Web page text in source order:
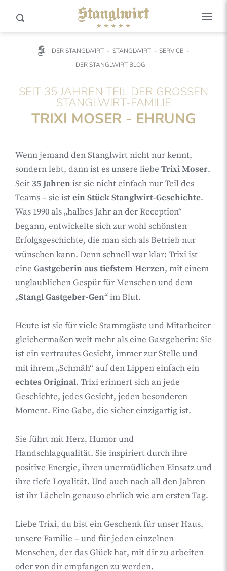
DER STANGLWIRT STANGLWIRT
SERVICE
DER STANGLWIRT BLOG
SEIT 35 JAHREN TEIL DER GROSSEN S
TANGLWIRT-FAMILIE
TRIXI MOSER - EHRUNG
Wenn jemand den Stanglwirt nicht nur kennt,
sondern lebt, dann ist es unsere liebe Trixi Moser.
Seit35 Jahrenist sie nicht einfach nur Teil des
Teams – sie istein Stück Stanglwirt-Geschichte.
Was 1990 als „halbes Jahr an der Reception“
begann, entwickelte sich zur wohl schönsten
Erfolgsgeschichte, die man sich als Betrieb nur
wünschen kann. Denn schnell war klar: Trixi ist
eine Gastgeberin aus tiefstem Herzen, mit einem
unglaublichen Gespür für Menschen und dem
„Stangl Gastgeber-Gen“ im Blut.
Heute ist sie für viele Stammgäste und Mitarbeiter
gleichermaßen weit mehr als eine Gastgeberin: Sie
ist ein vertrautes Gesicht, immer zur Stelle und
mit ihrem „Schmäh“ auf den Lippen einfach ein
echtes Original. Trixi erinnert sich an jede
Geschichte, jedes Gesicht, jeden besonderen
Moment. Eine Gabe, die sicher einzigartig ist.
Sie führt mit Herz, Humor und
Handschlagqualität. Sie inspiriert durch ihre
positive Energie, ihren unermüdlichen Einsatz und
ihre tiefe Loyalität. Und auch nach all den Jahren
ist ihr Lächeln genauso ehrlich wie am ersten Tag.
Liebe Trixi, du bist ein Geschenk für unser Haus,
unsere Familie – und für jeden einzelnen
Menschen, der das Glück hat, mit dir zu arbeiten
oder von dir empfangen zu werden.